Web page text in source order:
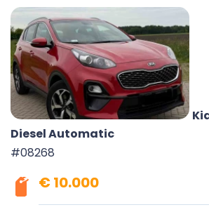
Diesel Automatic
#08268
€ 10.000